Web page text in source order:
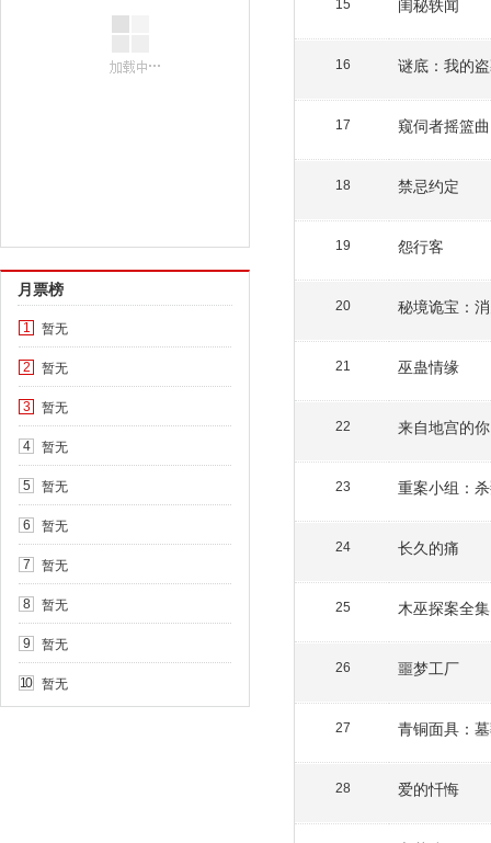
月票榜
1 暂无
2 暂无
3 暂无
4 暂无
5 暂无
6 暂无
7 暂无
8 暂无
9 暂无
10 暂无
15 闺秘轶闻
16 谜底：我的
17 窥伺者摇篮曲
18 禁忌约定
19 怨行客
20 秘境诡宝：
21 巫蛊情缘
22 来自地宫的你
23 重案小组：
24 长久的痛
25 木巫探案全集
26 噩梦工厂
27 青铜面具：
28 爱的忏悔